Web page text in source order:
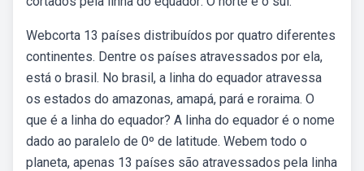
Webcorta 13 países distribuídos por quatro diferentes
continentes. Dentre os países atravessados por ela,
está o brasil. No brasil, a linha do equador atravessa
os estados do amazonas, amapá, pará e roraima. O
que é a linha do equador? A linha do equador é o nome
dado ao paralelo de 0º de latitude. Webem todo o
planeta, apenas 13 países são atravessados pela linha